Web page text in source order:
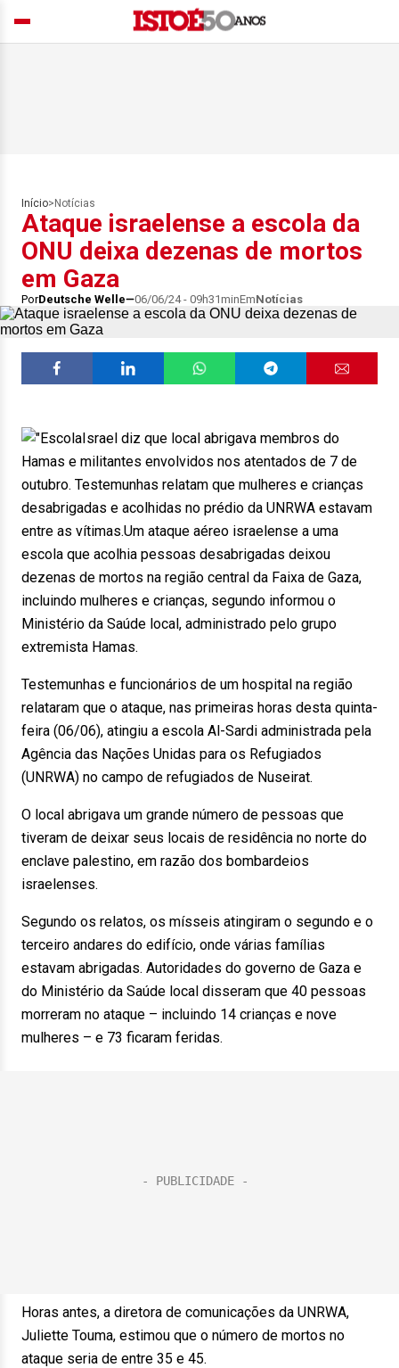
Início> Notícias
Ataque israelense a escola da
ONU deixa dezenas de mortos
em Gaza
PorDeutsche Welle 06/06/24 - 09h31minEmNotícias
Israel diz que local abrigava membros do
Hamas e militantes envolvidos nos atentados de 7 de
outubro. Testemunhas relatam que mulheres e crianças
desabrigadas e acolhidas no prédio da UNRWA estavam
entre as vítimas.Um ataque aéreo israelense a uma
escola que acolhia pessoas desabrigadas deixou
dezenas de mortos na região central da Faixa de Gaza,
incluindo mulheres e crianças, segundo informou o
Ministério da Saúde local, administrado pelo grupo
extremista Hamas.
Testemunhas e funcionários de um hospital na região
relataram que o ataque, nas primeiras horas desta quinta-
feira (06/06), atingiu a escola Al-Sardi administrada pela
Agência das Nações Unidas para os Refugiados
(UNRWA) no campo de refugiados de Nuseirat.
O local abrigava um grande número de pessoas que
tiveram de deixar seus locais de residência no norte do
enclave palestino, em razão dos bombardeios
israelenses.
Segundo os relatos, os mísseis atingiram o segundo e o
terceiro andares do edifício, onde várias famílias
estavam abrigadas. Autoridades do governo de Gaza e
do Ministério da Saúde local disseram que 40 pessoas
morreram no ataque – incluindo 14 crianças e nove
mulheres – e 73 ficaram feridas.
Horas antes, a diretora de comunicações da UNRWA,
Juliette Touma, estimou que o número de mortos no
ataque seria de entre 35 e 45.